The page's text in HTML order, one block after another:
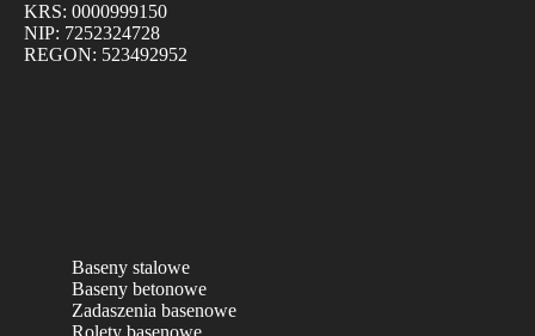
KRS: 0000999150
NIP: 7252324728
REGON: 523492952
Baseny stalowe
Baseny betonowe
Zadaszenia basenowe
Rolety basenowe